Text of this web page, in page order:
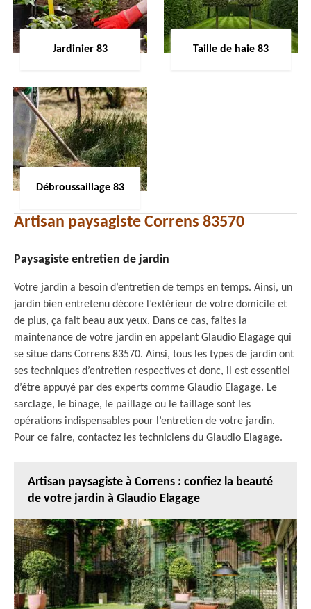
Jardinier 83 Taille de haie 83
Débroussaillage 83
Artisan paysagiste Correns 83570
Paysagiste entretien de jardin
Votre jardin a besoin d’entretien de temps en temps. Ainsi, un
jardin bien entretenu décore l’extérieur de votre domicile et
de plus, ça fait beau aux yeux. Dans ce cas, faites la
maintenance de votre jardin en appelant Glaudio Elagage qui
se situe dans Correns 83570. Ainsi, tous les types de jardin ont
ses techniques d’entretien respectives et donc, il est essentiel
d’être appuyé par des experts comme Glaudio Elagage. Le
sarclage, le binage, le paillage ou le taillage sont les
opérations indispensables pour l’entretien de votre jardin.
Pour ce faire, contactez les techniciens du Glaudio Elagage.
Artisan paysagiste à Correns : confiez la beauté
de votre jardin à Glaudio Elagage